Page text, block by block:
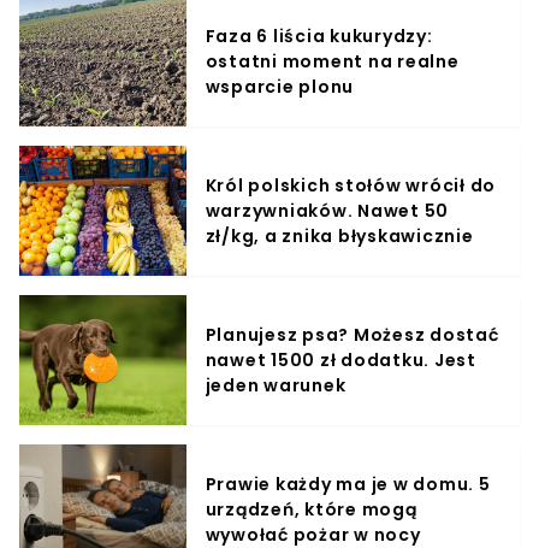
Faza 6 liścia kukurydzy:
ostatni moment na realne
wsparcie plonu
Król polskich stołów wrócił do
warzywniaków. Nawet 50
zł/kg, a znika błyskawicznie
Planujesz psa? Możesz dostać
nawet 1500 zł dodatku. Jest
jeden warunek
Prawie każdy ma je w domu. 5
urządzeń, które mogą
wywołać pożar w nocy